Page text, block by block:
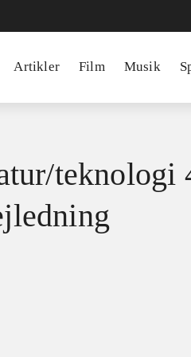
Artikler Film Musik
teknologi